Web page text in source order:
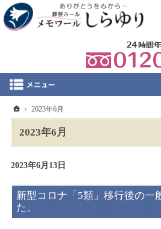
2023年6月
2023年6月13日
新型コロナ「5類」移行後の一
た。
ホーム
2023年6月